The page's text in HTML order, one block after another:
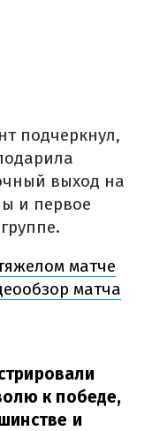
подчеркнул,
выход на
и первое
матче
матча
к победе,
и